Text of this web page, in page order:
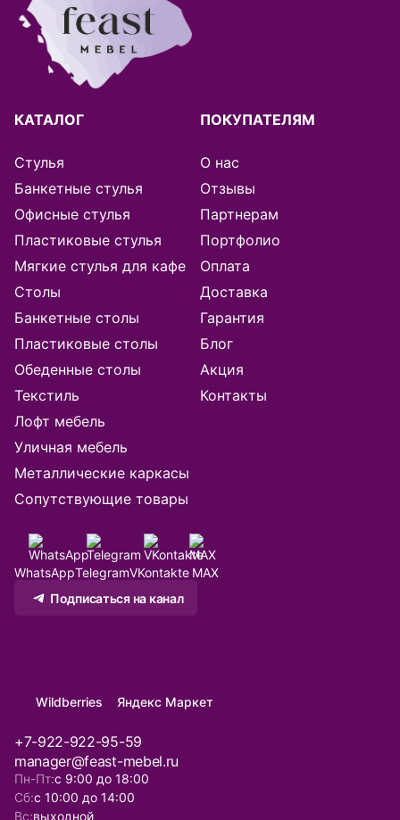
Архангельск
Астана
Астрахань
Балашиха
Барнаул
Батуми
Белгород
Благовещенск
Брянск
Великий Новгород
Владивосток
Владикавказ
Владимир
Волгоград
Грозный
Екатеринбург
КАТАЛОГ
Стулья
Банкетные стулья
Офисные стулья
Пластиковые стулья
Мягкие стулья для кафе
Столы
Банкетные столы
Пластиковые столы
Обеденные столы
Текстиль
Лофт мебель
Уличная мебель
Металлические каркасы
Сопутствующие товары
ПОКУПАТЕЛЯМ
О нас
Отзывы
Партнерам
Портфолио
Оплата
Доставка
Гарантия
Блог
Акция
Контакты
WhatsAppTelegramVKontakte MAX
Подписаться на канал
Wildberries Яндекс Маркет
+7-922-922-95-59
manager@feast-mebel.ru
Пн-Пт:с 9:00 до 18:00
Сб:с 10:00 до 14:00
Вс:выходной